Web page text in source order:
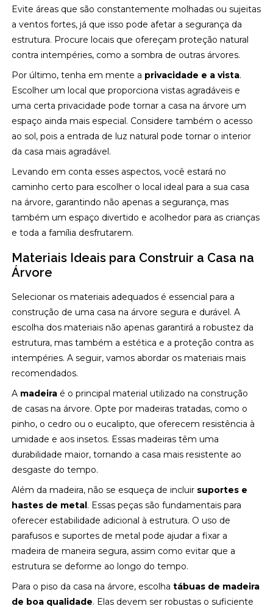
Evite áreas que são constantemente molhadas ou sujeitas
a ventos fortes, já que isso pode afetar a segurança da
estrutura. Procure locais que ofereçam proteção natural
contra intempéries, como a sombra de outras árvores.
Por último, tenha em mente a privacidade e a vista.
Escolher um local que proporciona vistas agradáveis e
uma certa privacidade pode tornar a casa na árvore um
espaço ainda mais especial. Considere também o acesso
ao sol, pois a entrada de luz natural pode tornar o interior
da casa mais agradável.
Levando em conta esses aspectos, você estará no
caminho certo para escolher o local ideal para a sua casa
na árvore, garantindo não apenas a segurança, mas
também um espaço divertido e acolhedor para as crianças
e toda a família desfrutarem.
Materiais Ideais para Construir a Casa na
Árvore
Selecionar os materiais adequados é essencial para a
construção de uma casa na árvore segura e durável. A
escolha dos materiais não apenas garantirá a robustez da
estrutura, mas também a estética e a proteção contra as
intempéries. A seguir, vamos abordar os materiais mais
recomendados.
A madeira é o principal material utilizado na construção
de casas na árvore. Opte por madeiras tratadas, como o
pinho, o cedro ou o eucalipto, que oferecem resistência à
umidade e aos insetos. Essas madeiras têm uma
durabilidade maior, tornando a casa mais resistente ao
desgaste do tempo.
Além da madeira, não se esqueça de incluir suportes e
hastes de metal. Essas peças são fundamentais para
oferecer estabilidade adicional à estrutura. O uso de
parafusos e suportes de metal pode ajudar a fixar a
madeira de maneira segura, assim como evitar que a
estrutura se deforme ao longo do tempo.
Para o piso da casa na árvore, escolhatábuas de madeira
de boa qualidade. Elas devem ser robustas o suficiente